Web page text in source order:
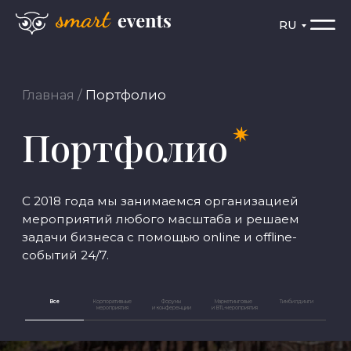
RU
RU
Портфолио
С 2018 года мы занимаемся организацией
мероприятий любого масштаба и решаем
задачи бизнеса с помощью online и offline-